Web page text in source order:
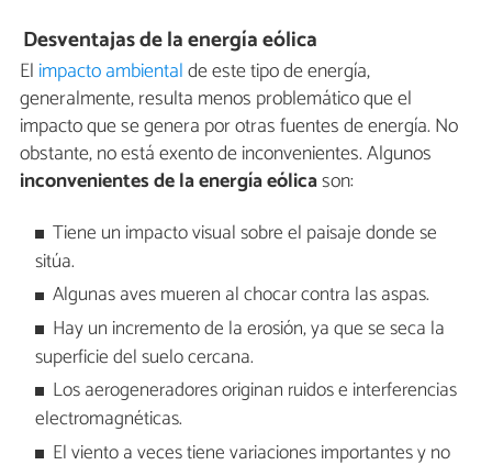
Desventajas de la energía eólica
El impacto ambientalde este tipo de energía,
generalmente, resulta menos problemático que el
impacto que se genera por otras fuentes de energía. No
obstante, no está exento de inconvenientes. Algunos
inconvenientes de la energía eólicason:
Tiene un impacto visual sobre el paisaje donde se
sitúa.
Algunas aves mueren al chocar contra las aspas.
Hay un incremento de la erosión, ya que se seca la
superficie del suelo cercana.
Los aerogeneradores originan ruidos e interferencias
electromagnéticas.
El viento a veces tiene variaciones importantes y no